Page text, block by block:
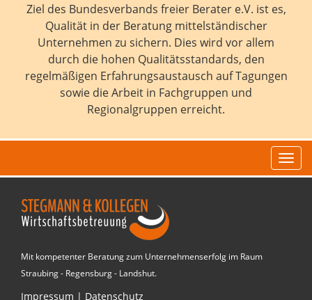
Ziel des Bundesverbands freier Berater e.V. ist es,
Qualität in der Beratung mittelständischer
Unternehmen zu sichern. Dies wird vor allem
durch die hohen Qualitätsstandards, den
regelmäßigen Erfahrungsaustausch auf Tagungen
sowie die Arbeit in Fachgruppen und
Regionalgruppen erreicht.
Mit kompetenter Beratung zum Unternehmenserfolg im Raum
Straubing - Regensburg - Landshut.
Impressum | Datenschutz